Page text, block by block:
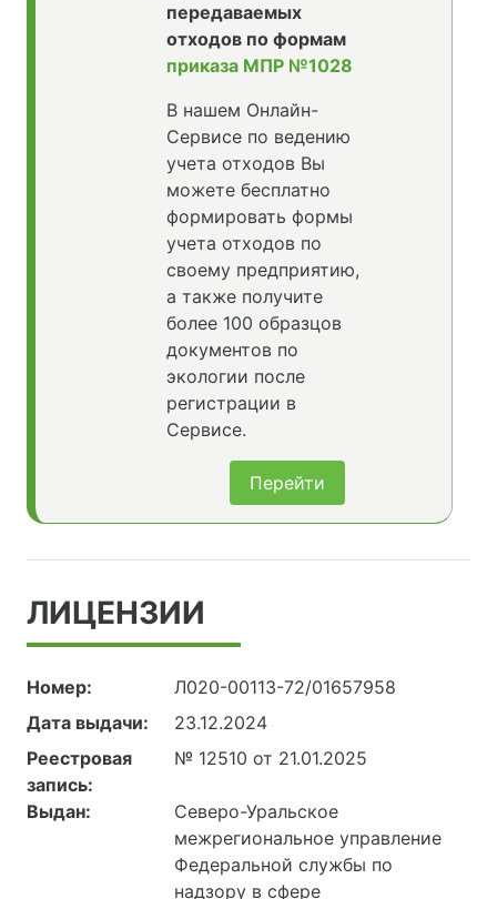
передаваемых
отходов по формам
приказа МПР №1028
В нашем Онлайн-
Сервисе по ведению
учета отходов Вы
можете бесплатно
формировать формы
учета отходов по
своему предприятию,
а также получите
более 100 образцов
документов по
экологии после
регистрации в
Сервисе.
Перейти
ЛИЦЕНЗИИ
Номер:
Л020-00113-72/01657958
Дата выдачи:
23.12.2024
Реестровая
запись:
№ 12510 от 21.01.2025
Выдан:
Северо-Уральское
межрегиональное управление
Федеральной службы по
надзору в сфере